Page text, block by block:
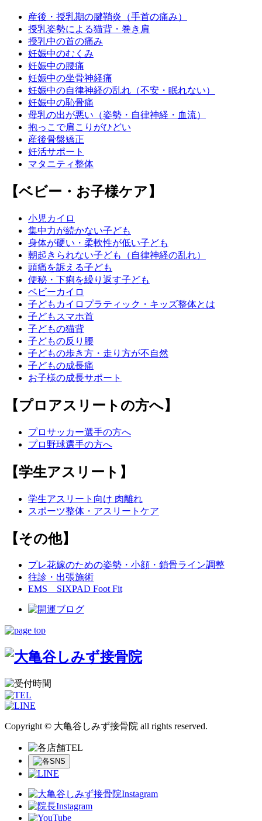
産後・授乳期の腱鞘炎（手首の痛み）
授乳姿勢による猫背・巻き肩
授乳中の首の痛み
妊娠中のむくみ
妊娠中の腰痛
妊娠中の坐骨神経痛
妊娠中の自律神経の乱れ（不安・眠れない）
妊娠中の恥骨痛
母乳の出が悪い（姿勢・自律神経・血流）
抱っこで肩こりがひどい
産後骨盤矯正
妊活サポート
マタニティ整体
【ベビー・お子様ケア】
小児カイロ
集中力が続かない子ども
身体が硬い・柔軟性が低い子ども
朝起きられない子ども（自律神経の乱れ）
頭痛を訴える子ども
便秘・下痢を繰り返す子ども
ベビーカイロ
子どもカイロプラティック・キッズ整体とは
子どもスマホ首
子どもの猫背
子どもの反り腰
子どもの歩き方・走り方が不自然
子どもの成長痛
お子様の成長サポート
【プロアスリートの方へ】
プロサッカー選手の方へ
プロ野球選手の方へ
【学生アスリート】
学生アスリート向け 肉離れ
スポーツ整体・アスリートケア
【その他】
プレ花嫁のための姿勢・小顔・鎖骨ライン調整
往診・出張施術
EMS SIXPAD Foot Fit
Copyright © 大亀谷しみず接骨院 all rights reserved.